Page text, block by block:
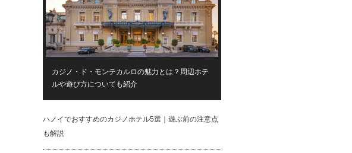
カジノ・ド・モンテカルロの魅力とは？周辺ホテ
ルや遊び方についても紹介
ハノイでおすすめのカジノホテル5選｜遊ぶ前の注意点
も解説